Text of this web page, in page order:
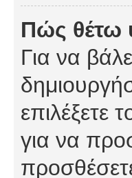
Πώς θέτω
Για να
επιλέξετε
για να